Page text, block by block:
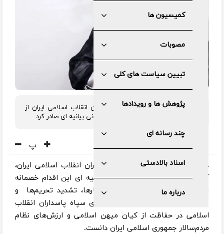
کمیسیون ها
مصوبات
تبیین سیاست های کلی
پژوهش ها و رویدادها
چند رسانه ای
اسناد بالادستی
درباره ما
درپی تروریستی خواندن سپاه پاسداران انقلاب اسلامی ایران از
سوی اتحادیه اروپا، آیت الله آملی لاریجانی بیانیه ای صادر کرد.
پ
درپی تروریستی خواندن سپاه پاسداران انقلاب اسلامی ایران،
آیت الله آملی لاریجانی با صدور بیانیه ای این اقدام خصمانه
اتحادیه اروپا را در جهت تداوم فشارها، تشدید تحریم‌ها و
نشان دهنده اهمیت و نقش راهبردی سپاه پاسداران انقلاب
اسلامی در حفاظت از کیان میهن اسلامی و ارزش‌های نظام
مردم‌سالار جمهوری اسلامی ایران دانست.